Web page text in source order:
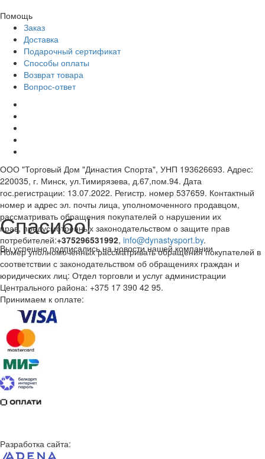
Помощь
Заказ
Доставка
Подарочный сертификат
Способы оплаты
Возврат товара
Вопрос-ответ
ООО "Торговый Дом "Династия Спорта", УНП 193626693. Адрес:
220035, г. Минск, ул.Тимирязева, д.67,пом.94. Дата
гос.регистрации: 13.07.2022. Регистр. номер 537659. Контактный
номер и адрес эл. почты лица, уполномоченного продавцом,
рассматривать обращения покупателей о нарушении их
прав, предусмотренных законодательством о защите прав
потребителей:+375296531992, info@dynastysport.by.
Номер уполномоченных рассматривать обращения покупателей в
соответствии с законодательством об обращениях граждан и
юридических лиц: Отдел торговли и услуг администрации
Центрального района: +375 17 390 42 95.
Принимаем к оплате:
Разработка сайта:
Спасибо!
Вы успешно подписались на новости нашей компании